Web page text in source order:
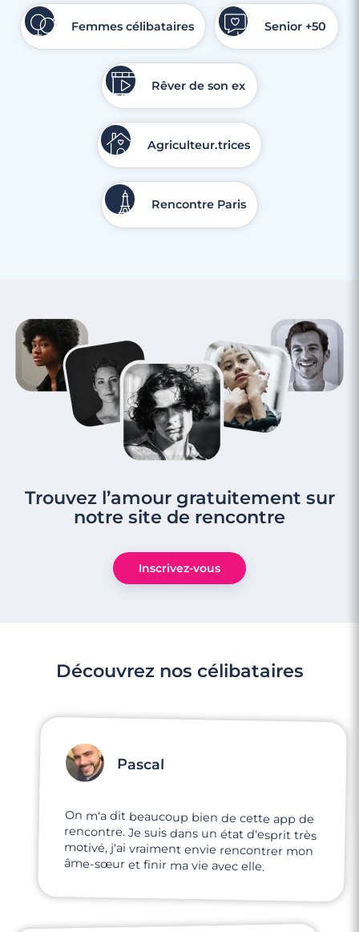
Rencontre à Miramas
Rencontre à Plan-de-Cuques
3 minutes
Rencontre à Martigues
Femmes célibataires Senior +50
Rêver de son ex
Agriculteur.trices
Rencontre Paris
Trouvez l’amour gratuitement sur
notre site de rencontre
Inscrivez-vous
Découvrez nos célibataires
Pascal
On m'a dit beaucoup bien de cette app de
rencontre. Je suis dans un état d'esprit très
motivé, j'ai vraiment envie rencontrer mon
âme-sœur et finir ma vie avec elle.